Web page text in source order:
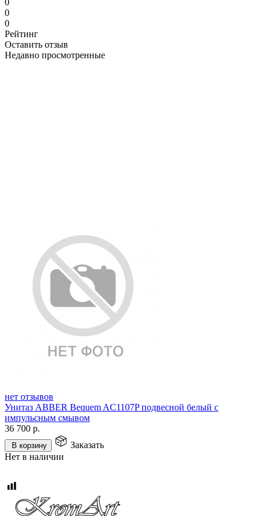
0
0
Рейтинг
Оставить отзыв
Недавно просмотренные
нет отзывов
Унитаз ABBER Bequem AC1107P подвесной белый с
импульсным смывом
36 700 р.
В корзину
Заказать
Нет в наличии